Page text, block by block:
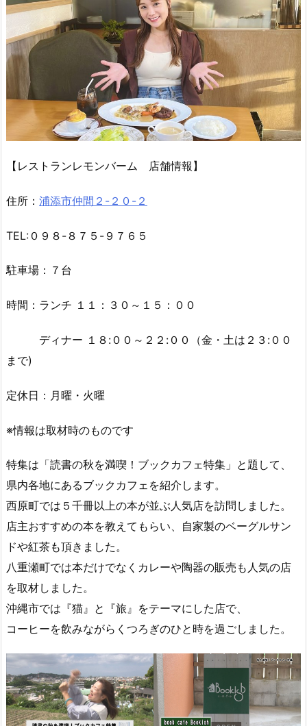
【レストランレモンバーム 店舗情報】
住所： 浦添市仲間２-２０-２
TEL:０９８-８７５-９７６５
駐車場：７台
時間：ランチ １１：３０～１５：００
ディナー １８:００～２２:００（金・土は２３:００
まで)
定休日：月曜・火曜
※情報は取材時のものです
特集は「読書の秋を満喫！ブックカフェ特集」と題して、
県内各地にあるブックカフェを紹介します。
西原町では５千冊以上の本が並ぶ人気店を訪問しました。
店主おすすめの本を教えてもらい、自家製のベーグルサン
ドや紅茶も頂きました。
八重瀬町では本だけでなくカレーや陶器の販売も人気の店
を取材しました。
沖縄市では『猫』と『旅』をテーマにした店で、
コーヒーを飲みながらくつろぎのひと時を過ごしました。